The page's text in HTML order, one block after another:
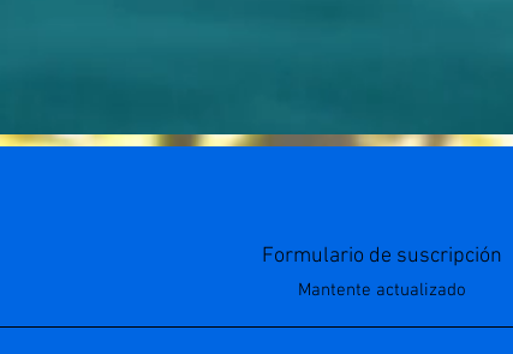
Formulario de suscripción
Mantente actualizado